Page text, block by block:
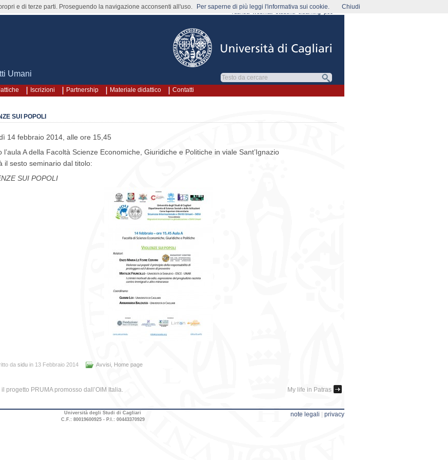
Umani
rubrica webmail
Iscrizioni Partnership Materiale didattico Contatti
SUI POPOLI
14 febbraio 2014, alle ore 15,45
l’aula A della Facoltà Scienze Economiche, Giuridiche e Politiche in viale Sant’Ignazio
il sesto seminario dal titolo:
SUI POPOLI
da sidu in 13 Febbraio 2014 Avvisi Home page
il progetto PRUMA promosso dall’OIM Italia. My life in Patras
Università degli Studi di Cagliari
C.F.: 80019600925 - P.I.: 00443370929
note legali | privacy
e di terze parti. Proseguendo la navigazione acconsenti all'uso. Per saperne di più leggi l'informativa sui cookie. Chiudi